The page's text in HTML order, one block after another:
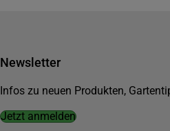
Newsletter
Infos zu neuen Produkten,
Jetzt anmelden